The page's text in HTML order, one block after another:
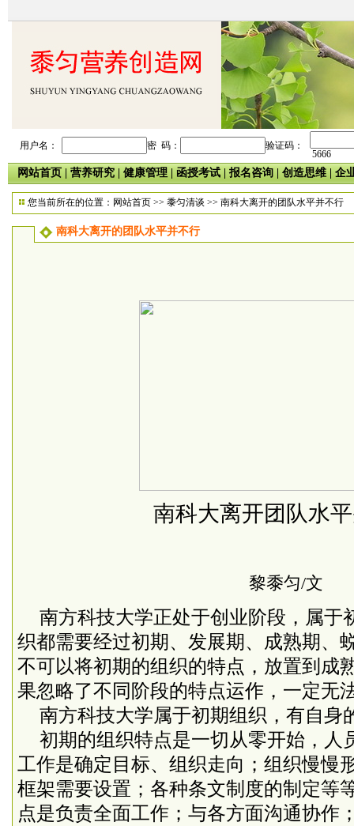
用户名： 密 码： 验证码：
5666
网站首页 营养研究 健康管理 函授考试 报名咨询 创造思维| 企
您当前所在的位置： 网站首页 >> 黍匀清谈 >> 南科大离开的团队水平并不行
南科大离开的团队水平并不行
南科大离开团队水
黎黍匀/文
南方科技大学正处于创业阶段，属于
织都需要经过初期、发展期、成熟期、
不可以将初期的组织的特点，放置到成
果忽略了不同阶段的特点运作，一定无
南方科技大学属于初期组织，有自身
初期的组织特点是一切从零开始，人
工作是确定目标、组织走向；组织慢慢
框架需要设置；各种条文制度的制定等
点是负责全面工作；与各方面沟通协作